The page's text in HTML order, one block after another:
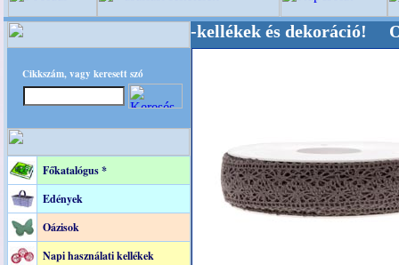
Cikkszám, vagy keresett szó
Főkatalógus *
Edények
Oázisok
Napi használati kellékek
, Kegyeleti-kellékek és dekoráció!